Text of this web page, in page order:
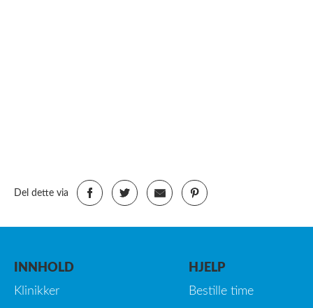
Del dette via
INNHOLD
Klinikker
HJELP
Bestille time